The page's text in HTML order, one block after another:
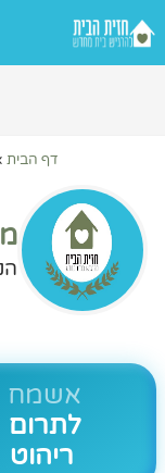
דף הבית
אשמח
לתרום
ריהוט